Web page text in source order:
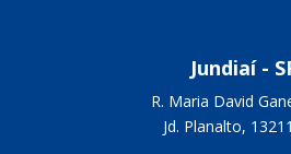
Jundiaí -
R. Maria David
Jd. Planalto,